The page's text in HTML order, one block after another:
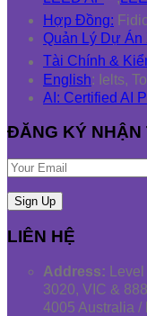
Hợp Đồng: Fidic
Quản Lý Dự Án
Tài Chính &
English: Ielts,
AI: Certified AI
ĐĂNG KÝ NHẬN
LIÊN HỆ
Address:
3020, VIC &
4005 Australia /